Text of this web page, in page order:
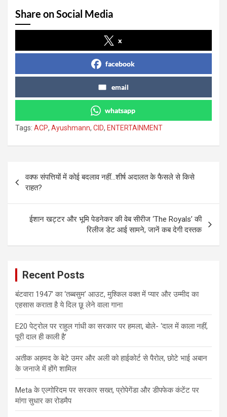
Share on Social Media
x
facebook
email
whatsapp
Tags: ACP, Ayushmann, CID, ENTERTAINMENT
navigation
वक्फ संपत्तियों में कोई बदलाव नहीं…शीर्ष अदालत के फैसले से किसे
राहत?
ईशान खट्टर और भूमि पेडनेकर की वेब सीरीज ‘The Royals’ की
रिलीज डेट आई सामने, जानें कब देगी दस्तक
Recent Posts
बंटवारा 1947′ का ‘तब्बसुम’ आउट, मुश्किल वक्त में प्यार और उम्मीद का
एहसास कराता है ये दिल छू लेने वाला गाना
E20 पेट्रोल पर राहुल गांधी का सरकार पर हमला, बोले- ‘दाल में काला नहीं,
पूरी दाल ही काली है’
अतीक अहमद के बेटे उमर और अली को हाईकोर्ट से पैरोल, छोटे भाई अबान
के जनाजे में होंगे शामिल
Meta के एल्गोरिदम पर सरकार सख्त, प्रोपेगेंडा और डीपफेक कंटेंट पर
मांगा सुधार का रोडमैप